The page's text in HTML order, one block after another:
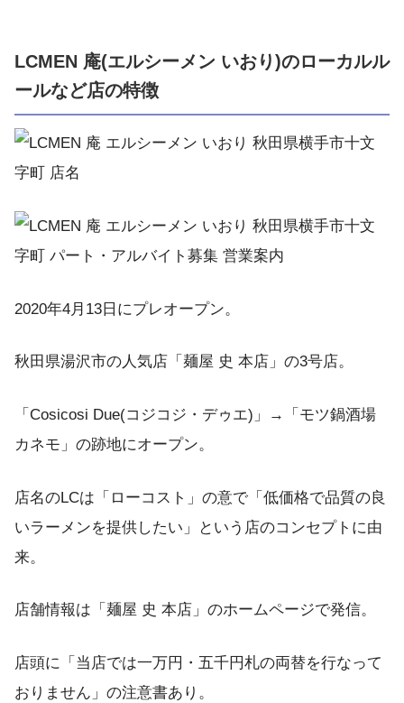
LCMEN 庵(エルシーメン いおり)のローカルル
ールなど店の特徴
2020年4月13日にプレオープン。
秋田県湯沢市の人気店「麺屋 史 本店」の3号店。
「Cosicosi Due(コジコジ・デゥエ)」→「モツ鍋酒場
カネモ」の跡地にオープン。
店名のLCは「ローコスト」の意で「低価格で品質の良
いラーメンを提供したい」という店のコンセプトに由
来。
店舗情報は「麺屋 史 本店」のホームページで発信。
店頭に「当店では一万円・五千円札の両替を行なって
おりません」の注意書あり。